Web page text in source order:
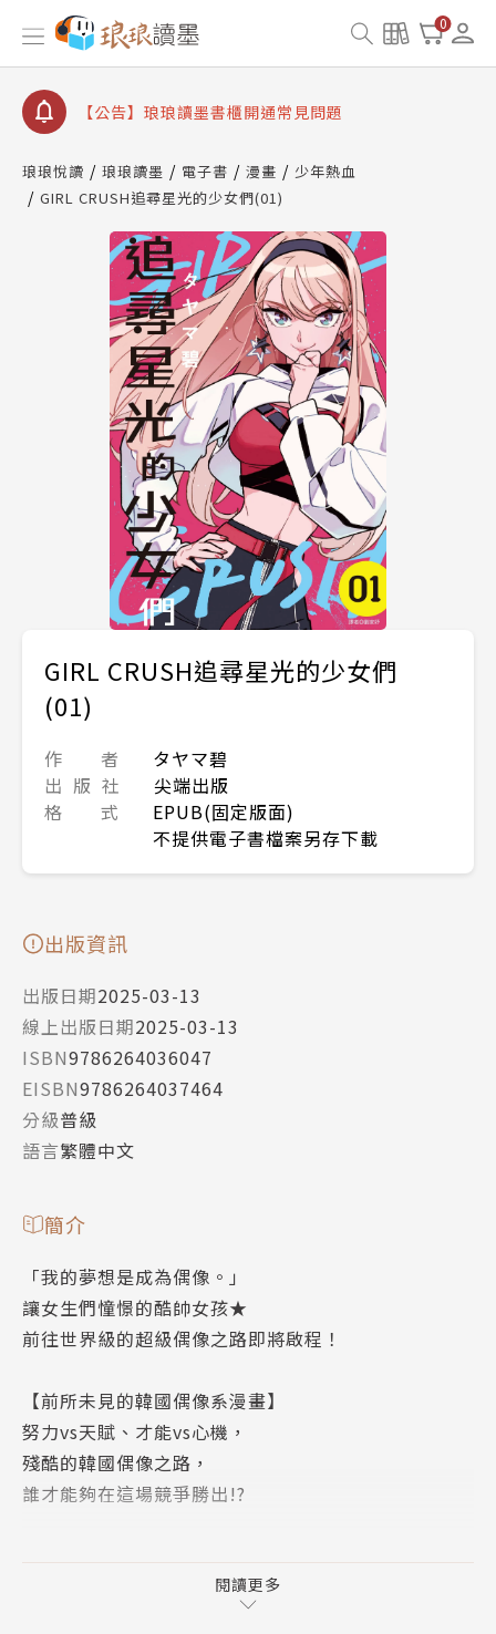
0
【公告】因 Readmoo 讀墨系統維護中，本站同步暫
停部分閱讀服務
【公告】琅琅讀墨數位閱讀資產合併與書櫃開通申請
【公告】琅琅讀墨書櫃開通常見問題
請圖文教學
【公告】琅琅書店服務升級重要說明及資產合併結果
查詢
【公告】因 Readmoo 讀墨系統維護中，本站同步暫
停部分閱讀服務
琅琅悅讀 琅琅讀墨 電子書 漫畫
少年熱血
GIRL CRUSH追尋星光的少女們(01)
GIRL CRUSH追尋星光的少女們
(01)
作 者
タヤマ碧
出 版 社
尖端出版
格 式
EPUB(固定版面)
不提供電子書檔案另存下載
出版資訊
出版日期2025-03-13
線上出版日期2025-03-13
ISBN9786264036047
EISBN9786264037464
分級普級
語言繁體中文
簡介
「我的夢想是成為偶像。」
讓女生們憧憬的酷帥女孩★
前往世界級的超級偶像之路即將啟程！
【前所未見的韓國偶像系漫畫】
努力vs天賦、才能vs心機，
殘酷的韓國偶像之路，
誰才能夠在這場競爭勝出!?
身為高中一年級生的百瀨天花
精通唱歌跳舞、身材又好，
閱讀更多